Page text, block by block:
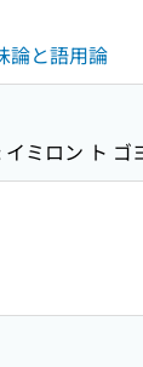
論と語用論
ミロン ト ゴ